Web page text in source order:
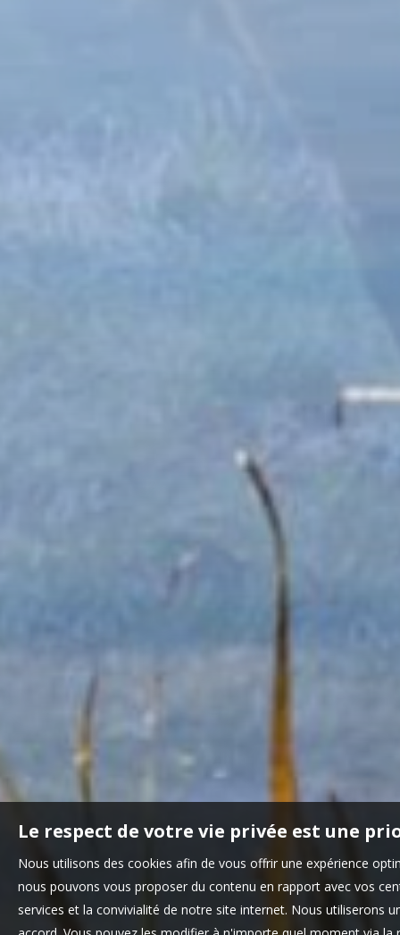
Le respect de votre vie privée est une
Nous utilisons des cookies afin de vous offrir une expérience
nous pouvons vous proposer du contenu en rapport avec vos
services et la convivialité de notre site internet. Nous utiliserons